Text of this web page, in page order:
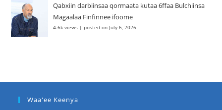
Qabxiin darbiinsaa qormaata kutaa 6ffaa Bulchiinsa
Magaalaa Finfinnee ifoome
4.6k views |posted on July 6, 2026
Waa'ee Keenya